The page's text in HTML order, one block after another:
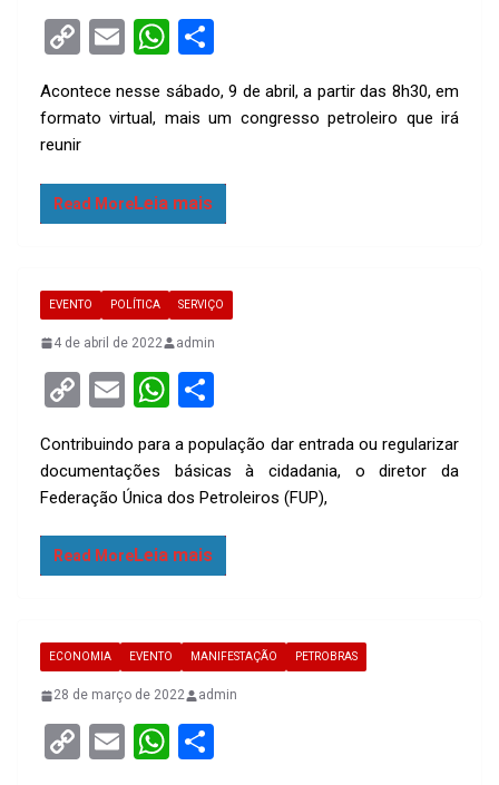
C
py
Li
n
k
E
ail
W
at
A
p
ar
Acontece nesse sábado, 9 de abril, a partir das 8h30, em
formato virtual, mais um congresso petroleiro que irá
reunir
Read More
EVENTO POLÍTICA SERVIÇO
4 de abril de 2022 admin
C
py
Li
n
k
E
ail
W
at
s
A
p
ar
e
Contribuindo para a população dar entrada ou regularizar
documentações básicas à cidadania, o diretor da
Federação Única dos Petroleiros (FUP),
Read More
ECONOMIA EVENTO MANIFESTAÇÃO PETROBRAS
28 de março de 2022 admin
C
E
W